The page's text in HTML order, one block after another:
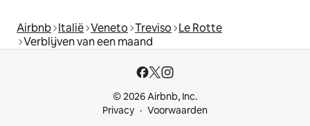
Airbnb Italië Veneto Treviso Le Rotte
Verblijven van een maand
© 2026 Airbnb, Inc.
Privacy
Voorwaarden